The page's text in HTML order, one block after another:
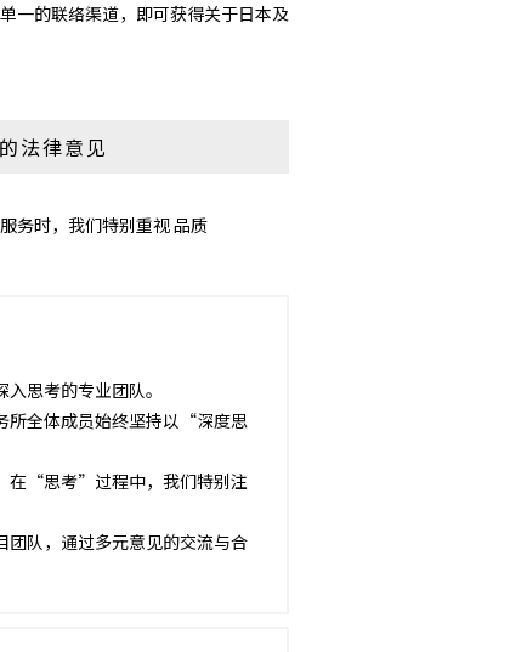
一的联络渠道，即可获得关于日本及
法律意见
务时，我们特别重视 品质
思考的专业团队。
所全体成员始终坚持以“深度思
在“思考”过程中，我们特别注
团队，通过多元意见的交流与合